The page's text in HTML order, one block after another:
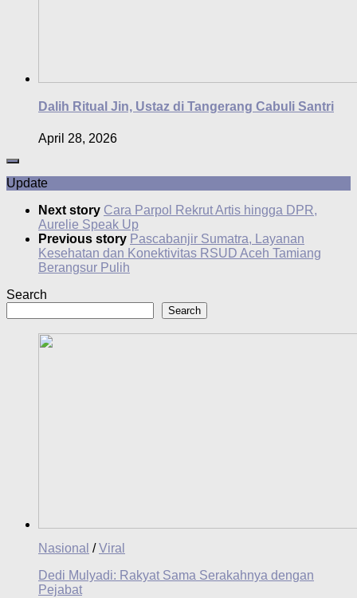
Dalih Ritual Jin, Ustaz di Tangerang Cabuli Santri
April 28, 2026
Update
Next story Cara Parpol Rekrut Artis hingga DPR,
Aurelie Speak Up
Previous story Pascabanjir Sumatra, Layanan
Kesehatan dan Konektivitas RSUD Aceh Tamiang
Berangsur Pulih
Search
Search
Nasional /Viral
Dedi Mulyadi: Rakyat Sama Serakahnya dengan
Pejabat